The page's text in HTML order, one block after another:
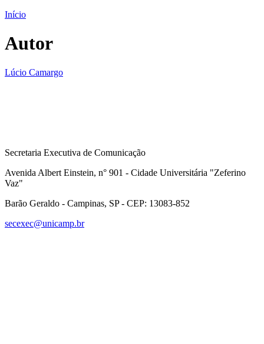
Início
Autor
Lúcio Camargo
Secretaria Executiva de Comunicação
Avenida Albert Einstein, n° 901 - Cidade Universitária "Zeferino
Vaz"
Barão Geraldo - Campinas, SP - CEP: 13083-852
secexec@unicamp.br